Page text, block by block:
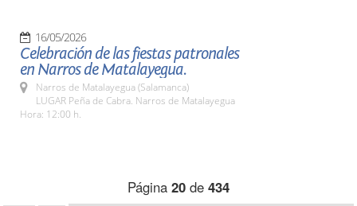
16/05/2026
Celebración de las fiestas patronales
en Narros de Matalayegua.
Narros de Matalayegua (Salamanca)
LUGAR Peña de Cabra. Narros de Matalayegua
Hora: 12:00 h.
Página 20 de 434